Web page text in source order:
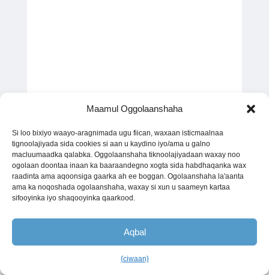
Maamul Oggolaanshaha
Si loo bixiyo waayo-aragnimada ugu fiican, waxaan isticmaalnaa
tignoolajiyada sida cookies si aan u kaydino iyo/ama u galno
macluumaadka qalabka. Oggolaanshaha tiknoolajiyadaan waxay noo
ogolaan doontaa inaan ka baaraandegno xogta sida habdhaqanka wax
raadinta ama aqoonsiga gaarka ah ee boggan. Ogolaanshaha la'aanta
ama ka noqoshada ogolaanshaha, waxay si xun u saameyn kartaa
sifooyinka iyo shaqooyinka qaarkood.
Aqbal
{ciwaan}